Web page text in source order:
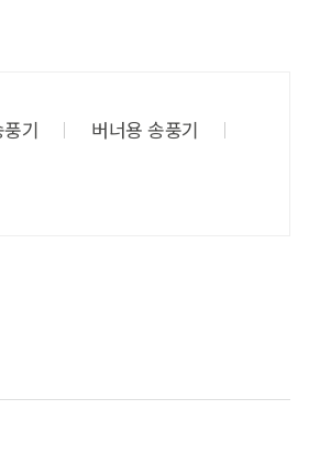
기
버너용 송풍기